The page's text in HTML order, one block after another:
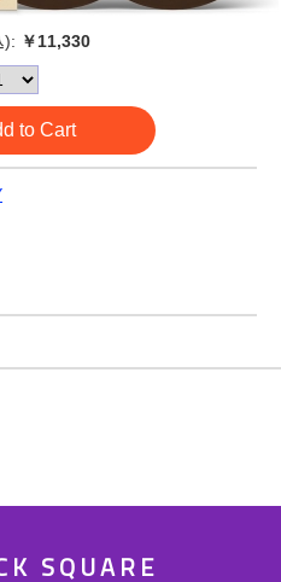
): ￥11,330
to Cart
SQUARE